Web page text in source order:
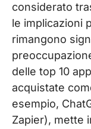
considerato
le implicazioni
rimangono
delle top 10
acquistate
esempio,
Zapier), mette